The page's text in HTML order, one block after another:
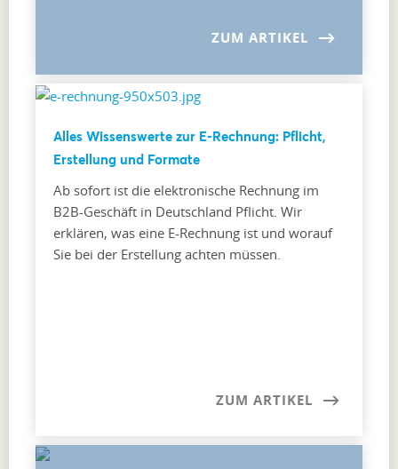
ZUM ARTIKEL
Alles Wissenswerte zur E-Rechnung: Pflicht,
Erstellung und Formate
Ab sofort ist die elektronische Rechnung im
B2B-Geschäft in Deutschland Pflicht. Wir
erklären, was eine E-Rechnung ist und worauf
Sie bei der Erstellung achten müssen.
ZUM ARTIKEL